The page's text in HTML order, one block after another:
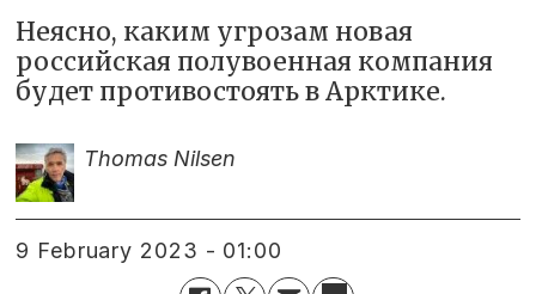
Неясно, каким угрозам новая
российская полувоенная компания
будет противостоять в Арктике.
Thomas Nilsen
9 February 2023 - 01:00